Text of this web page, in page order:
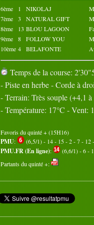
6ème 1 NIKOLAJ
7ème
3 NATURAL GIFT
8ème
13 BLOU LAGOON
9ème
8 FOLLOW YOU
10ème 4 BELAFONTE
Temps de la course:
- Piste en herbe - Corde à
- Terrain: Très souple (+4,1
- Température: 17°C - Vent:
Favoris du quinté + (15H16)
PMU: (6,5/1) - 14 - 15 - 2 - 7 - 12
PMU.FR (En ligne):
(6,6/1) - 6 -
Partants du quinté +: